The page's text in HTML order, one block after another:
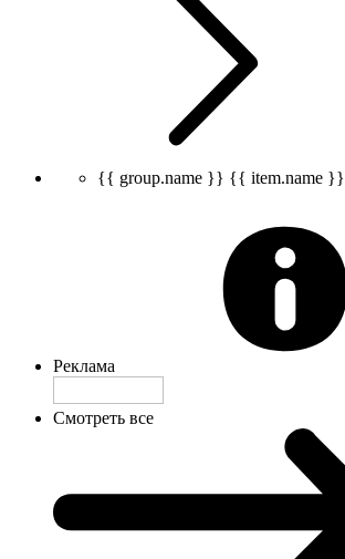
{{ group.name }} {{ item.name }}
Реклама
Смотреть все